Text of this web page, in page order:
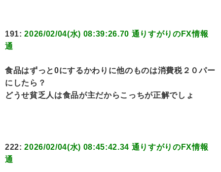
191:2026/02/04(水) 08:39:26.70 通りすがりのFX情報
通
食品はずっと0にするかわりに他のものは消費税２０パー
にしたら？
どうせ貧乏人は食品が主だからこっちが正解でしょ
222:2026/02/04(水) 08:45:42.34 通りすがりのFX情報
通